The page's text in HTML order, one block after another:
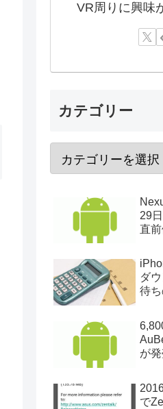
VR周りに興味
カテゴリー
29
直
ダ
待ち
が
で